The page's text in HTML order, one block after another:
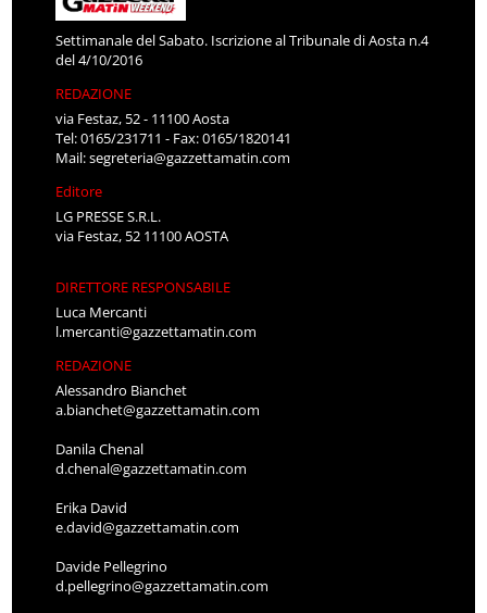
Settimanale del Sabato. Iscrizione al Tribunale di Aosta n.4
del 4/10/2016
REDAZIONE
via Festaz, 52 - 11100 Aosta
Tel: 0165/231711 - Fax: 0165/1820141
Mail:segreteria@gazzettamatin.com
Editore
LG PRESSE S.R.L.
via Festaz, 52 11100 AOSTA
DIRETTORE RESPONSABILE
Luca Mercanti
l.mercanti@gazzettamatin.com
REDAZIONE
Alessandro Bianchet
a.bianchet@gazzettamatin.com
Danila Chenal
d.chenal@gazzettamatin.com
Erika David
e.david@gazzettamatin.com
Davide Pellegrino
d.pellegrino@gazzettamatin.com